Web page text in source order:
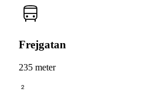
Frejgatan
235 meter
2